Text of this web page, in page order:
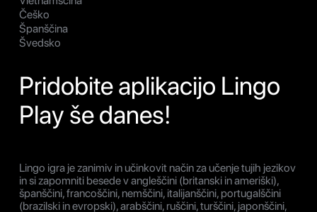
Češko
Španščina
Švedsko
Pridobite aplikacijo Lingo
Play še danes!
Lingo igra je zanimiv in učinkovit način za učenje tujih jezikov
in si zapomniti besede v angleščini (britanski in ameriški),
španščini, francoščini, nemščini, italijanščini, portugalščini
(brazilski in evropski), arabščini, ruščini, turščini, japonščini,